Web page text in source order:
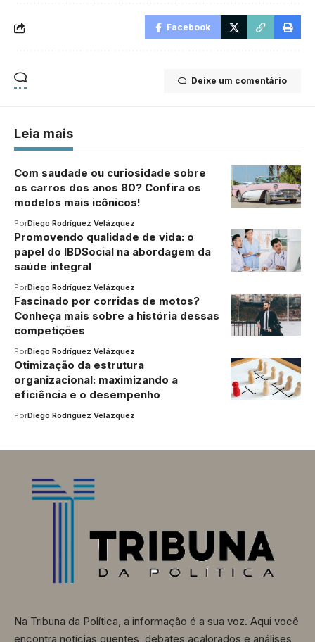
Facebook
Deixe um comentário
Leia mais
Com saudade ou curiosidade sobre
os carros dos anos 80? Confira os
modelos mais icônicos!
PorDiego Rodríguez Velázquez
Promovendo qualidade de vida: o
papel do IBDSocial na abordagem da
saúde integral
PorDiego Rodríguez Velázquez
Fascinado por corridas de motos?
Conheça mais sobre a história dessas
competições
PorDiego Rodríguez Velázquez
Otimização da estrutura
organizacional: maximizando a
eficiência e o desempenho
PorDiego Rodríguez Velázquez
Na Tribuna da Política, a informação é a sua voz. Aqui você
encontra notícias quentes, debates acalorados e análises